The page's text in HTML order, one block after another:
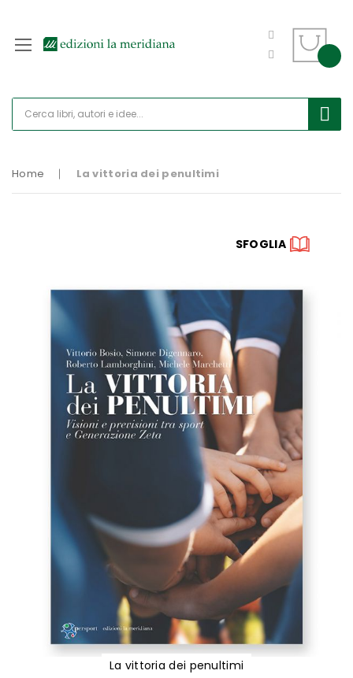
Home La vittoria dei penultimi
SFOGLIA
immagini
La vittoria dei penultimi